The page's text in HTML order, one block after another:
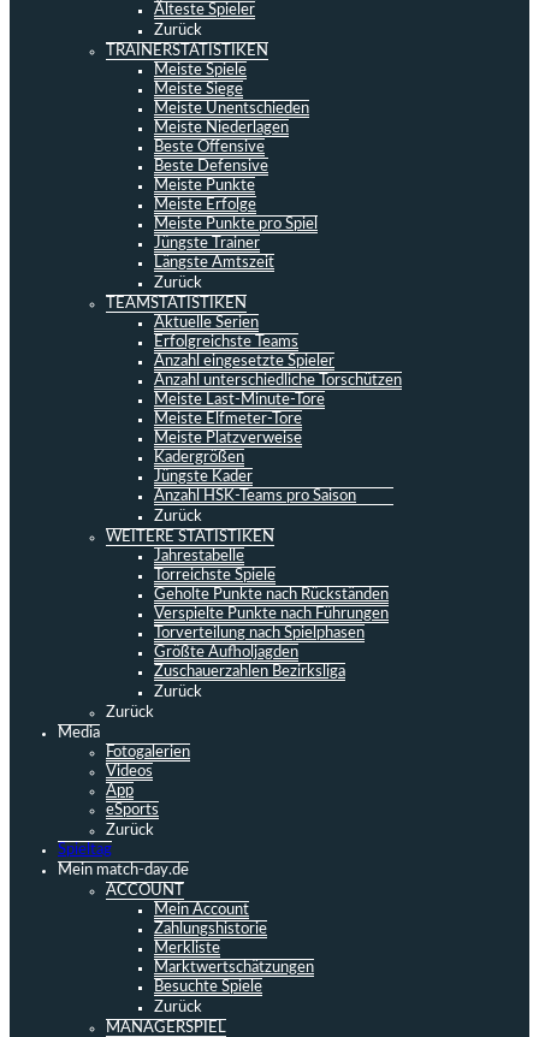
Älteste Spieler
Zurück
TRAINERSTATISTIKEN
Meiste Spiele
Meiste Siege
Meiste Unentschieden
Meiste Niederlagen
Beste Offensive
Beste Defensive
Meiste Punkte
Meiste Erfolge
Meiste Punkte pro Spiel
Jüngste Trainer
Längste Amtszeit
Zurück
TEAMSTATISTIKEN
Aktuelle Serien
Erfolgreichste Teams
Anzahl eingesetzte Spieler
Anzahl unterschiedliche Torschützen
Meiste Last-Minute-Tore
Meiste Elfmeter-Tore
Meiste Platzverweise
Kadergrößen
Jüngste Kader
Anzahl HSK-Teams pro Saison
Zurück
WEITERE STATISTIKEN
Jahrestabelle
Torreichste Spiele
Geholte Punkte nach Rückständen
Verspielte Punkte nach Führungen
Torverteilung nach Spielphasen
Größte Aufholjagden
Zuschauerzahlen Bezirksliga
Zurück
Zurück
Media
Fotogalerien
Videos
App
eSports
Zurück
Spieltag
Mein match-day.de
ACCOUNT
Mein Account
Zahlungshistorie
Merkliste
Marktwertschätzungen
Besuchte Spiele
Zurück
MANAGERSPIEL